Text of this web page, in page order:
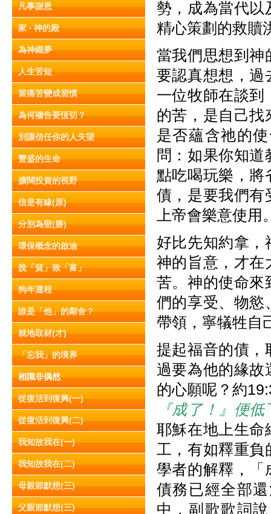
凡事謝恩
家 ‧ 神的殿
為神織夢
人生苦短
當痛苦變成習慣
為何禱告要恆切？
別讓信任你的人失望
豐盛的生命
擴闊投資的視野
信是有緣(原)
分別為聖(勝)
環保概念的啟迪
脫「貧」致「富」
狗年運程
誰是「他」的鄰舍？
就地取材(才)
「忘我」的境界
相識非偶然
從復活到復興(一)
從復活到復興(二)
我知故我在(一)
我知故我在(二)
母親節默想(三)
父親節默想(三)
勢，成為當代以
精心策劃的救贖
當我們思想到神
要認真想想，過
一位牧師在談到
的苦，是自己找
是否蘊含祂的
問：如果你知
點吃喝玩樂，將
債，是要我們有
上帝會樂意使用
好比先知約拿，
神的旨意，才在
苦。神的使命來
們的享受、物慾
帶領，寧犠牲自
提起福音的債，
過要為他的緣故
的心願呢？約
『成了！』便
耶穌在地上生命
工，有如釋重負
學者的解釋，「
債務已經全部
中，副歌歌詞